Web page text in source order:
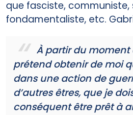
que fasciste, communiste,
fondamentaliste, etc.
À partir du
prétend obtenir de moi
dans une action de
d’autres êtres, que je
conséquent être prêt à